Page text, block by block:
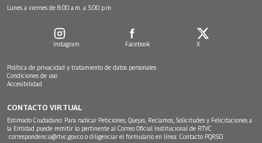
Lunes a viernes de 8:00 a.m. a 5:00 p.m.
Instagram Facebook X
Política de privacidad y tratamiento de datos personales
Condiciones de uso
Accesibilidad
CONTACTO VIRTUAL
Estimado Ciudadano: Para radicar Peticiones, Quejas, Reclamos, Solicitudes y Felicitaciones a
la Entidad puede remitir lo pertinente al Correo Oficial Institucional de RTVC
correspondencia@rtvc.gov.co o diligenciar el formulario en línea: Contacto PQRSD.